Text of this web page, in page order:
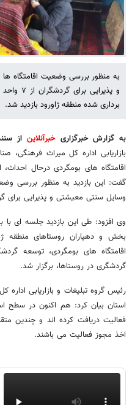
به منظور بررسی وضعیت اقامتگاه
و
برداری شده منطقه ژاورود بازدید شد.
به گزارش خبرگزاریخبرآنلایناز
بازاریابی اداره کل میراث فرهنگی،
اقامتگاه های بومگردی درحال
گفت: این بازدید به منظور بررسی
وسایل سنتی معیشتی و پذیرایی
وی افزود: طی این بازدید جلسه ای
بخش و دهیاران روستاهای منطقه
اقامتگاه های بومگردی، توسعه
گردشگری در روستاها، برگزار شد.
رئیس گروه تبلیغات و بازاریابی
فعالیت دریافت کرده اند و چندین
اخذ مجوز فعالیت می باشند.